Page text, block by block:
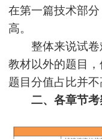
在第一篇技术部
高。
整体来说试卷
教材以外的题目
题目分值占比并不
二、各章节考